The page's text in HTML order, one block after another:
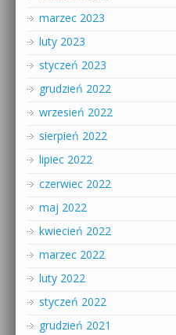
marzec 2023
luty 2023
styczeń 2023
grudzień 2022
wrzesień 2022
sierpień 2022
lipiec 2022
czerwiec 2022
maj 2022
kwiecień 2022
marzec 2022
luty 2022
styczeń 2022
grudzień 2021